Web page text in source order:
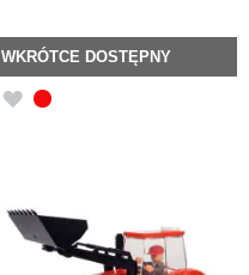
WKRÓTCE DOSTĘPNY
DODAJ
ŻYCZEŃ